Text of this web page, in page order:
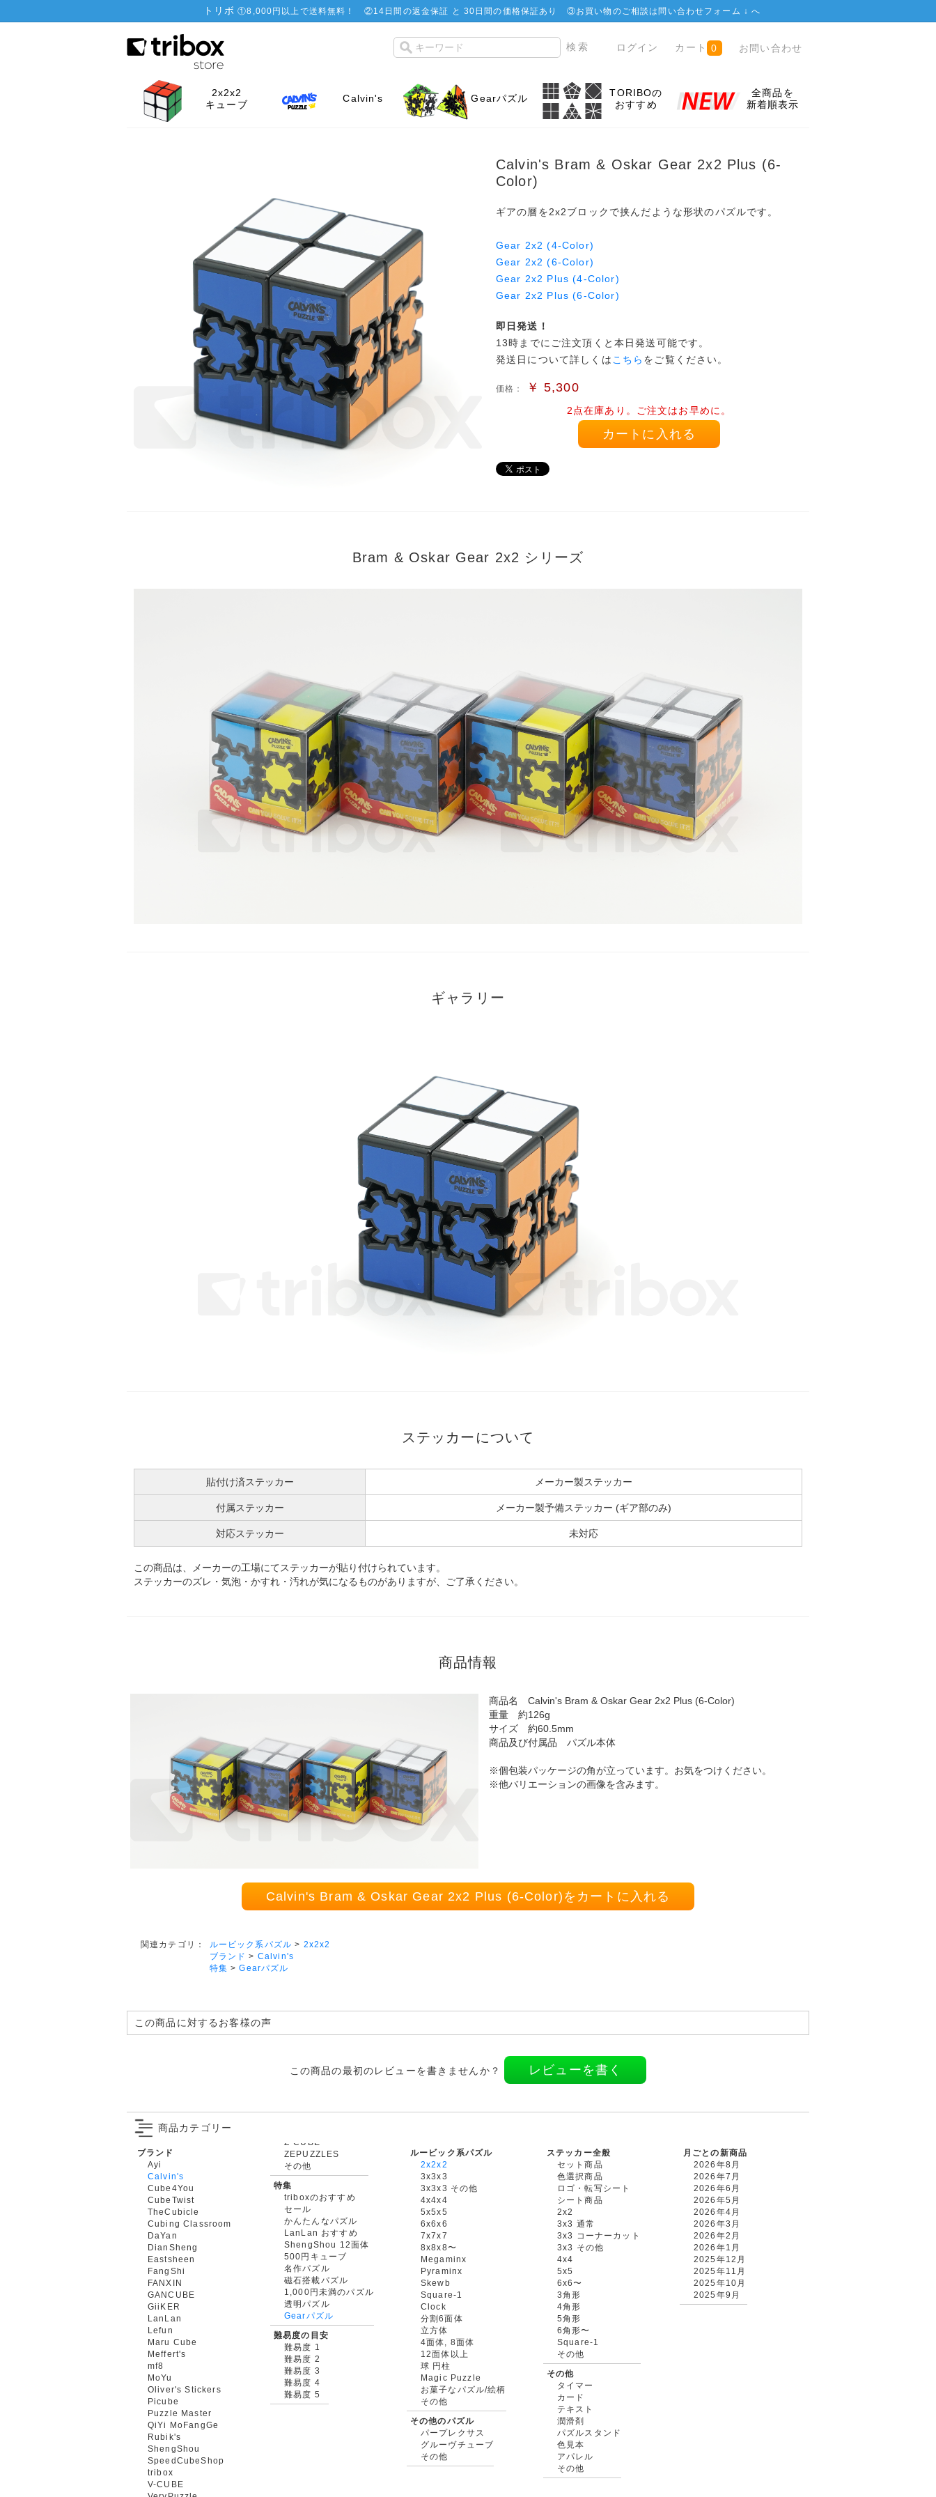
トリボ ①8,000円以上で送料無料！ ②14日間の返金保証 と 30日間の価格保証あり ③お買い物のご相談は問い合わせフォーム ↓へ
ログイン カート 0 お問い合わせ
2x2x2
キューブ
Calvin's Gearパズル
TORIBOの
おすすめ
全商品を
新着順表示
Calvin's Bram & Oskar Gear 2x2 Plus (6-
Color)
ギアの層を2x2ブロックで挟んだような形状のパズルです。
Gear 2x2 (4-Color)
Gear 2x2 (6-Color)
Gear 2x2 Plus (4-Color)
Gear 2x2 Plus (6-Color)
即日発送！
13時までにご注文頂くと本日発送可能です。
発送日について詳しくは こちら をご覧ください。
価格： ￥ 5,300
2点在庫あり。ご注文はお早めに。
カートに入れる
Bram & Oskar Gear 2x2 シリーズ
ギャラリー
ステッカーについて
貼付け済ステッカー メーカー製ステッカー
付属ステッカー メーカー製予備ステッカー (ギア部のみ)
対応ステッカー 未対応
この商品は、メーカーの工場にてステッカーが貼り付けられています。
ステッカーのズレ・気泡・かすれ・汚れが気になるものがありますが、ご了承ください。
商品情報
商品名 Calvin's Bram & Oskar Gear 2x2 Plus (6-Color)
重量 約126g
サイズ 約60.5mm
商品及び付属品 パズル本体
※個包装パッケージの角が立っています。お気をつけください。
※他バリエーションの画像を含みます。
Calvin's Bram & Oskar Gear 2x2 Plus (6-Color)をカートに入れる
関連カテゴリ： ルービック系パズル > 2x2x2
ブランド > Calvin's
特集 >Gearパズル
この商品に対するお客様の声
この商品の最初のレビューを書きませんか？ レビューを書く
商品カテゴリー
ブランド
Ayi
Calvin's
Cube4You
CubeTwist
TheCubicle
Cubing Classroom
DaYan
DianSheng
Eastsheen
FangShi
FANXIN
GANCUBE
GiiKER
LanLan
Lefun
Maru Cube
Meffert's
mf8
MoYu
Oliver's Stickers
Picube
Puzzle Master
QiYi MoFangGe
Rubik's
ShengShou
SpeedCubeShop
tribox
V-CUBE
ZEPUZZLES
その他
特集
triboxのおすすめ
セール
かんたんなパズル
LanLan おすすめ
ShengShou 12面体
500円キューブ
名作パズル
磁石搭載パズル
1,000円未満のパズル
透明パズル
Gearパズル
難易度の目安
難易度 1
難易度 2
難易度 3
難易度 4
難易度 5
ルービック系パズル
2x2x2
3x3x3
3x3x3 その他
4x4x4
5x5x5
6x6x6
7x7x7
8x8x8〜
Megaminx
Pyraminx
Skewb
Square-1
Clock
分割6面体
立方体
4面体, 8面体
12面体以上
球 円柱
Magic Puzzle
お菓子なパズル/絵柄
その他
その他のパズル
パープレクサス
グルーヴチューブ
その他
ステッカー全般
セット商品
色選択商品
ロゴ・転写シート
シート商品
2x2
3x3 通常
3x3 コーナーカット
3x3 その他
4x4
5x5
6x6〜
3角形
4角形
5角形
6角形〜
Square-1
その他
その他
タイマー
カード
テキスト
潤滑剤
パズルスタンド
色見本
アパレル
その他
月ごとの新商品
2026年8月
2026年7月
2026年6月
2026年5月
2026年4月
2026年3月
2026年2月
2026年1月
2025年12月
2025年11月
2025年10月
2025年9月